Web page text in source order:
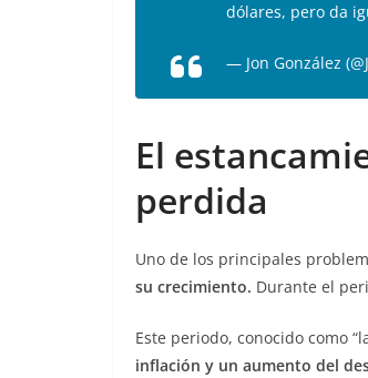
dólares, pero da
— Jon González
El
perdida
Uno de los principales
su crecimiento. Durante el
Este periodo, conocido como
inflación y un aumento del